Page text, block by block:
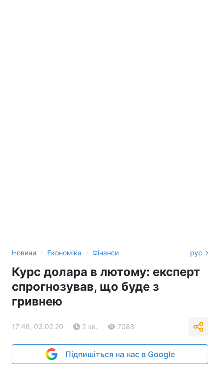
Новини › Економіка › Фінанси рус
Курс долара в лютому: експерт
спрогнозував, що буде з
гривнею
17:46, 03.02.20 2 хв. 7088
Підпишіться на нас в Google